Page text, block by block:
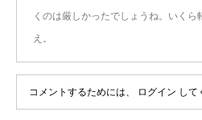
くのは厳しかったでしょうね。いく
え。
コメントするためには、 ログイン して